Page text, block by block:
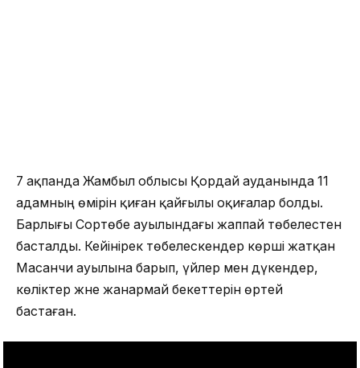
7 ақпанда Жамбыл облысы Қордай ауданында 11
адамның өмірін қиған қайғылы оқиғалар болды.
Барлығы Сортөбе ауылындағы жаппай төбелестен
басталды. Кейінірек төбелескендер көрші жатқан
Масанчи ауылына барып, үйлер мен дүкендер,
көліктер және жанармай бекеттерін өртей
бастаған.